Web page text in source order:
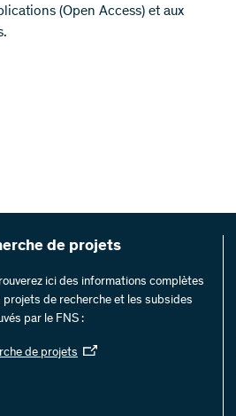
(Open Access) et aux
de projets
ici des informations complètes
projets de recherche et les subsides
par le FNS :
de projets